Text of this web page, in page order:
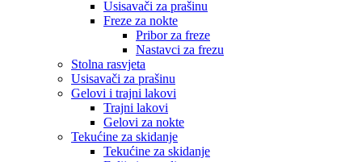
Usisavači za prašinu
Freze za nokte
Pribor za freze
Nastavci za frezu
Stolna rasvjeta
Usisavači za prašinu
Gelovi i trajni lakovi
Trajni lakovi
Gelovi za nokte
Tekućine za skidanje
Tekućine za skidanje